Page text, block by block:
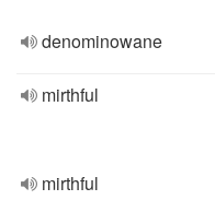
denominowane
mirthful
mirthful